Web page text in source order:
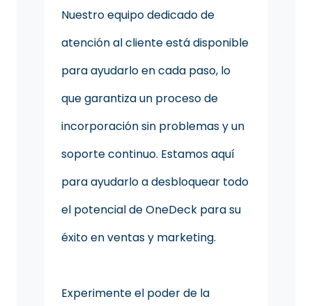
Nuestro equipo dedicado de
atención al cliente está disponible
para ayudarlo en cada paso, lo
que garantiza un proceso de
incorporación sin problemas y un
soporte continuo. Estamos aquí
para ayudarlo a desbloquear todo
el potencial de OneDeck para su
éxito en ventas y marketing.
Experimente el poder de la